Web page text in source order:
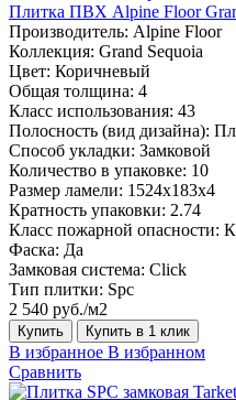
Плитка ПВХ Alpine Floor
Производитель: Alpine Floor
Коллекция: Grand Sequoia
Цвет: Коричневый
Общая толщина: 4
Класс использования: 43
Полосность (вид дизайна):
Способ укладки: Замковой
Количество в упаковке: 10
Размер ламели: 1524х183х4
Кратность упаковки: 2.74
Класс пожарной опасности:
Фаска: Да
Замковая система: Click
Тип плитки: Spc
2 540 руб./м2
Купить Купить в 1 клик
В избранное В избранном
Сравнить